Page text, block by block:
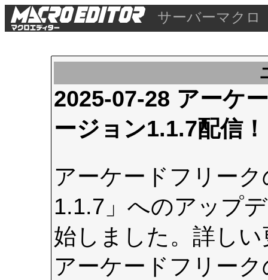
サーバーマクロ
2025-07-28 アーケ
ージョン1.1.7配信！
アーケードフリー
1.1.7」へのアップ
始しました。詳し
アーケードフリー